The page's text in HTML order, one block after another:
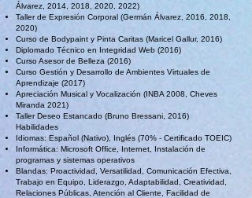
Álvarez, 2014, 2018, 2020, 2022)
Taller de Expresión Corporal (Germán Álvarez, 2016, 2018,
2020)
Curso de Bodypaint y Pinta Caritas (Maricel Gallur, 2016)
Diplomado Técnico en Integridad Web (2016)
Curso Asesor de Belleza (2016)
Curso Gestión y Desarrollo de Ambientes Virtuales de
Aprendizaje (2017)
Apreciación Musical y Vocalización (INBA 2008, Cheves
Miranda 2021)
Taller Deseo Estancado (Bruno Bressani, 2016)
Habilidades
Idiomas: Español (Nativo), Inglés (70% - Certificado TOEIC)
Informática: Microsoft Office, Internet, Instalación de
programas y sistemas operativos
Blandas: Proactividad, Versatilidad, Comunicación Efectiva,
Trabajo en Equipo, Liderazgo, Adaptabilidad, Creatividad,
Relaciones Públicas, Atención al Cliente, Facilidad de